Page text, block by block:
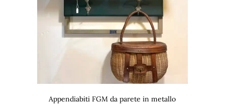
Appendiabiti FGM da parete in metallo